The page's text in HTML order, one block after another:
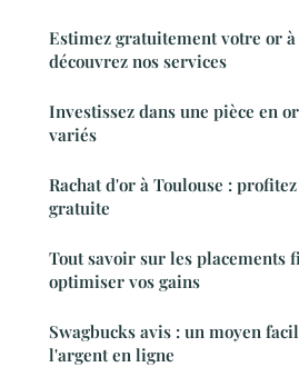
Estimez gratuitement votre or à
découvrez nos services
Investissez dans une pièce en
variés
Rachat d'or à Toulouse :
gratuite
Tout savoir sur les placements
optimiser vos gains
Swagbucks avis : un moyen
l'argent en ligne